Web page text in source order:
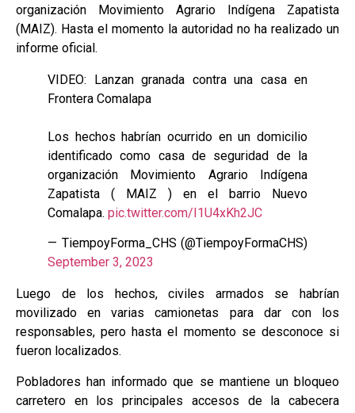
organización Movimiento Agrario Indígena Zapatista
(MAIZ). Hasta el momento la autoridad no ha realizado un
informe oficial.
VIDEO: Lanzan granada contra una casa en
Frontera Comalapa
Los hechos habrían ocurrido en un domicilio
identificado como casa de seguridad de la
organización Movimiento Agrario Indígena
Zapatista ( MAIZ ) en el barrio Nuevo
Comalapa. pic.twitter.com/I1U4xKh2JC
— TiempoyForma_CHS (@TiempoyFormaCHS)
September 3, 2023
Luego de los hechos, civiles armados se habrían
movilizado en varias camionetas para dar con los
responsables, pero hasta el momento se desconoce si
fueron localizados.
Pobladores han informado que se mantiene un bloqueo
carretero en los principales accesos de la cabecera